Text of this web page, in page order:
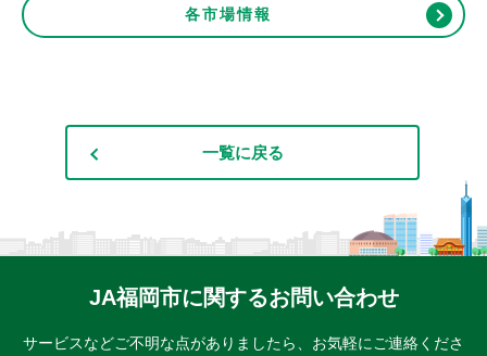
各市場情報
一覧に戻る
JA福岡市に関するお問い合わせ
サービスなどご不明な点がありましたら、 お気軽にご連絡くださ